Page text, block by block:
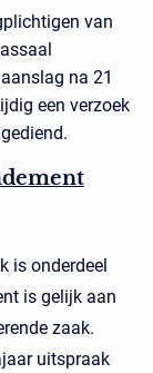
van
na 21
een verzoek
is onderdeel
is gelijk aan
zaak.
uitspraak